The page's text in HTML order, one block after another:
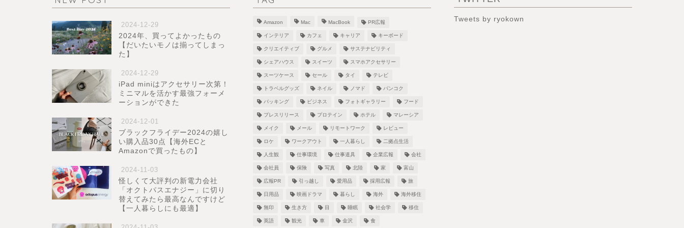
2024-12-29
2024年、買ってよかったもの
【だいたいモノは揃ってしまっ
た】
2024-12-29
iPad miniはアクセサリー次第！
ミニマルを活かす最強フォーメ
ーションができた
2024-12-01
ブラックフライデー2024の嬉し
い購入品30点【海外ECと
Amazonで買ったもの】
2024-11-03
怪しくて大評判の新電力会社
「オクトパスエナジー」に切り
替えてみたら最高なんですけど
【一人暮らしにも最適】
Amazon Mac MacBook PR広報
インテリア カフェ キャリア キーボード
クリエイティブ グルメ サステナビリティ
シェアハウス スイーツ スマホアクセサリー
スーツケース セール タイ テレビ
トラベルグッズ ネイル ノマド バンコク
パッキング ビジネス フォトギャラリー フード
プレスリリース プロテイン ホテル マレーシア
メイク メール リモートワーク レビュー
ロケ ワークアウト 一人暮らし 二拠点生活
人生観 仕事環境 仕事道具 企業広報 会社
会社員 保険 写真 北陸 家 富山
広報PR 引っ越し 愛用品 採用広報 旅
日用品 映画ドラマ 暮らし 海外 海外移住
無印 生き方 目 睡眠 社会学 移住
英語 観光 車 金沢 食
Tweets by ryokown